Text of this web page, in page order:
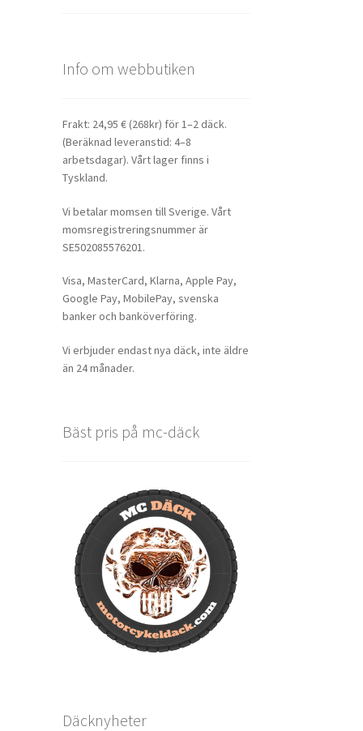
Info om webbutiken
Frakt: 24,95 € (268kr) för 1–2 däck.
(Beräknad leveranstid: 4–8
arbetsdagar). Vårt lager finns i
Tyskland.
Vi betalar momsen till Sverige. Vårt
momsregistreringsnummer är
SE502085576201.
Visa, MasterCard, Klarna, Apple Pay,
Google Pay, MobilePay, svenska
banker och banköverföring.
Vi erbjuder endast nya däck, inte äldre
än 24 månader.
Bäst pris på mc-däck
Däcknyheter